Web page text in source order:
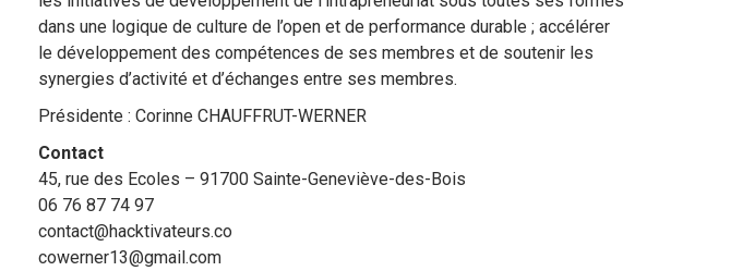
dans une logique de culture de l’open et de performance durable ; accélérer
le développement des compétences de ses membres et de soutenir les
synergies d’activité et d’échanges entre ses membres.
Présidente : Corinne CHAUFFRUT-WERNER
Contact
45, rue des Ecoles – 91700 Sainte-Geneviève-des-Bois
06 76 87 74 97
contact@hacktivateurs.co
cowerner13@gmail.com